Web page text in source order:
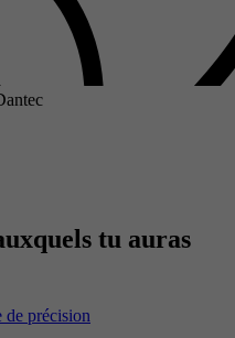
tu auras
de précision